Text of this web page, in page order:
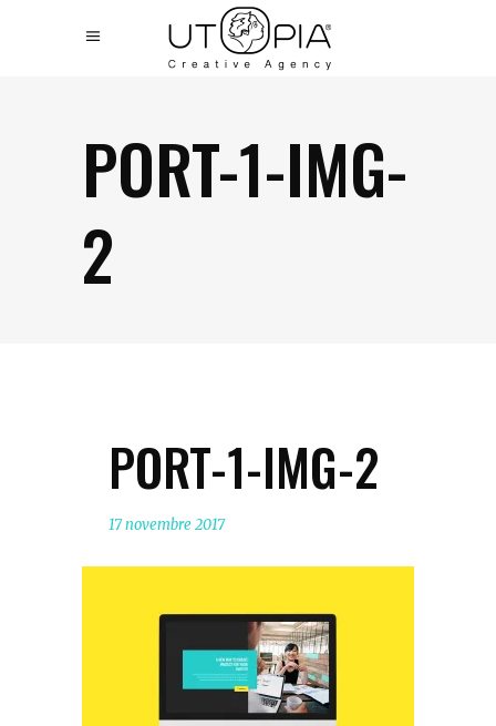
PORT-1-IMG-
2
PORT-1-IMG-2
17 novembre 2017